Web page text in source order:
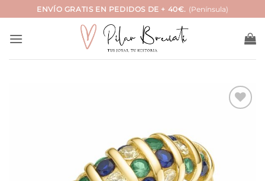
al
contenido
ENVÍO GRATIS EN PEDIDOS DE + 40€. (Península)